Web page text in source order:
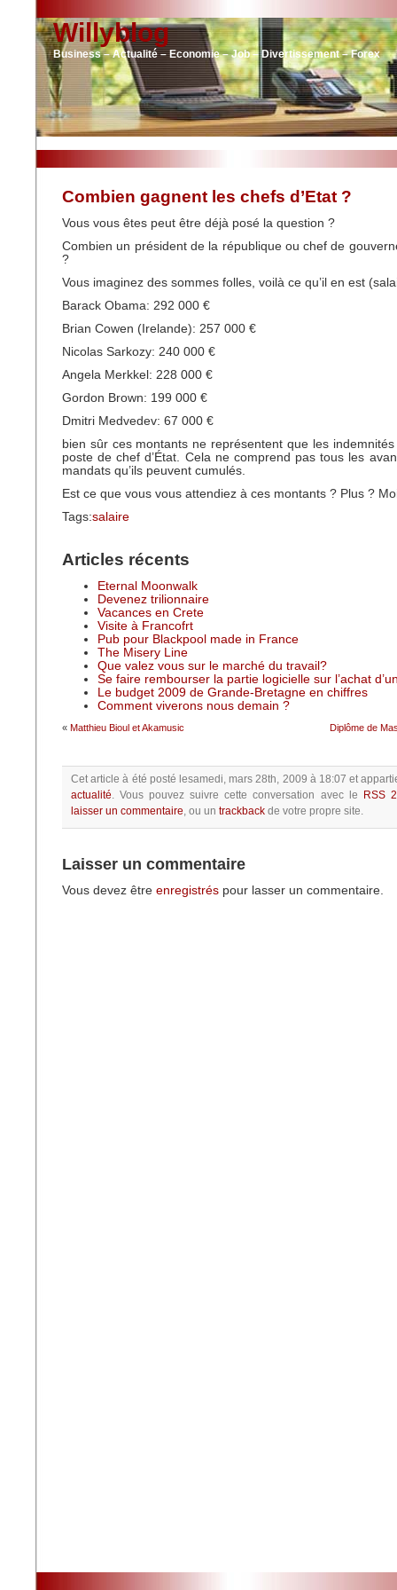
Willyblog
Business – Actualité – Economie – Job – Divertissement – Forex
Combien gagnent les chefs d’Etat ?
Vous vous êtes peut être déjà posé la question ?
Combien un président de la république ou chef de
?
Vous imaginez des sommes folles, voilà ce qu’il en est
Barack Obama: 292 000 €
Brian Cowen (Irelande): 257 000 €
Nicolas Sarkozy: 240 000 €
Angela Merkkel: 228 000 €
Gordon Brown: 199 000 €
Dmitri Medvedev: 67 000 €
bien sûr ces montants ne représentent que les
poste de chef d’État. Cela ne comprend pas tous les
mandats qu’ils peuvent cumulés.
Est ce que vous vous attendiez à ces montants ? Plus ?
Tags:salaire
Articles récents
Eternal Moonwalk
Devenez trilionnaire
Vacances en Crete
Visite à Francofrt
Pub pour Blackpool made in France
The Misery Line
Que valez vous sur le marché du travail?
Se faire rembourser la partie logicielle sur l’achat
Le budget 2009 de Grande-Bretagne en chiffres
Comment viverons nous demain ?
« Matthieu Bioul et Akamusic Diplôme de
Cet article à été posté lesamedi, mars 28th, 2009 à 18:07et
actualité.Vous pouvez suivre cette conversation avec le
RSS
laisser un commentaire, ou un trackback de votre propre site.
Laisser un commentaire
Vous devez être enregistrés pour lasser un commentaire.